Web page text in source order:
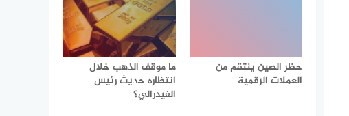
حظر الصين ينتقم من
العملات الرقمية
ما موقف الذهب خلال
انتظاره حديث رئيس
الفيدرالي؟